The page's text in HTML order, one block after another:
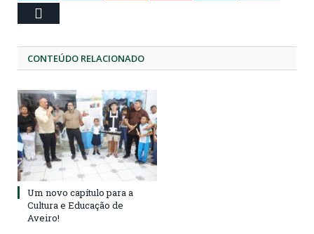
CONTEÚDO RELACIONADO
Um novo capítulo para a
Cultura e Educação de
Aveiro!